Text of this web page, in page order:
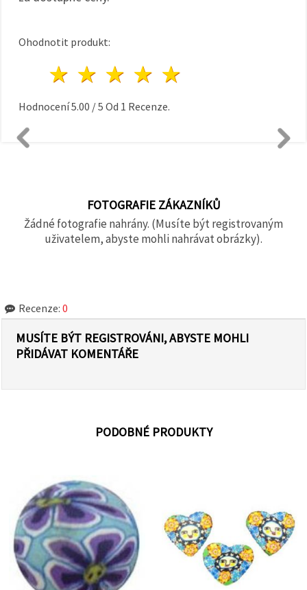
Ohodnotit produkt:
4 hvězdy
3 hvězdy
2 hvězdy
1 hvězda
Hodnocení5.00 /5 Od 1 Recenze.
FOTOGRAFIE ZÁKAZNÍKŮ
Žádné fotografie nahrány. (Musíte být registrovaným
uživatelem, abyste mohli nahrávat obrázky).
Recenze: 0
MUSÍTE BÝT REGISTROVÁNI, ABYSTE MOHLI
PŘIDÁVAT KOMENTÁŘE
PODOBNÉ PRODUKTY